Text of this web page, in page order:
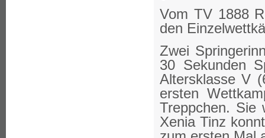
Vom TV 1888
den
Zwei
30 Sekunden
Altersklasse V
ersten
Treppchen. Sie
Xenia Tinz